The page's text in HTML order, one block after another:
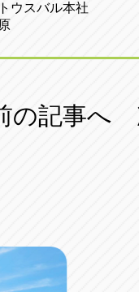
ウスバル本社
の記事へ